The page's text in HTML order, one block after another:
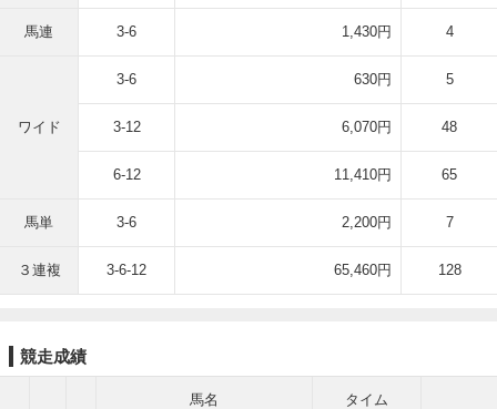
馬連 3-6 1,430円 4
ワイド
3-6 630円 5
3-12 6,070円 48
6-12 11,410円 65
馬単 3-6 2,200円 7
３連複 3-6-12 65,460円 128
競走成績
馬名
タイム